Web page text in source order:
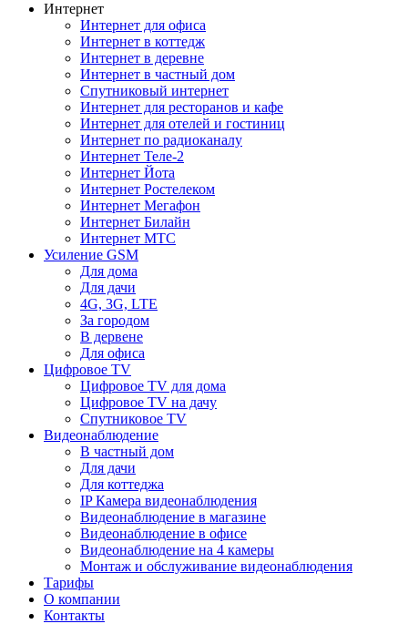
Интернет
Интернет для офиса
Интернет в коттедж
Интернет в деревне
Интернет в частный дом
Спутниковый интернет
Интернет для ресторанов и кафе
Интернет для отелей и гостиниц
Интернет по радиоканалу
Интернет Теле-2
Интернет Йота
Интернет Ростелеком
Интернет Мегафон
Интернет Билайн
Интернет МТС
Усиление GSM
Для дома
Для дачи
4G, 3G, LTE
За городом
В дервене
Для офиса
Цифровое TV
Цифровое TV для дома
Цифровое TV на дачу
Спутниковое TV
Видеонаблюдение
В частный дом
Для дачи
Для коттеджа
IP Камера видеонаблюдения
Видеонаблюдение в магазине
Видеонаблюдение в офисе
Видеонаблюдение на 4 камеры
Монтаж и обслуживание видеонаблюдения
Тарифы
О компании
Контакты